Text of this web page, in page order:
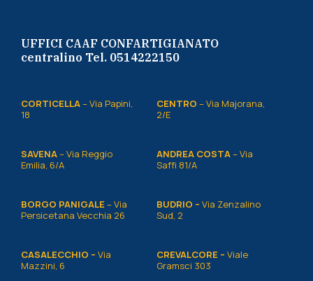
UFFICI CAAF CONFARTIGIANATO
centralino Tel. 0514222150
CORTICELLA– Via Papini,
18
CENTRO – Via Majorana,
2/E
SAVENA– Via Reggio
Emilia, 6/A
ANDREA COSTA– Via
Saffi 81/A
BORGO PANIGALE– Via
Persicetana Vecchia 26
BUDRIO – Via Zenzalino
Sud, 2
CASALECCHIO – Via
Mazzini, 6
CREVALCORE – Viale
Gramsci 303